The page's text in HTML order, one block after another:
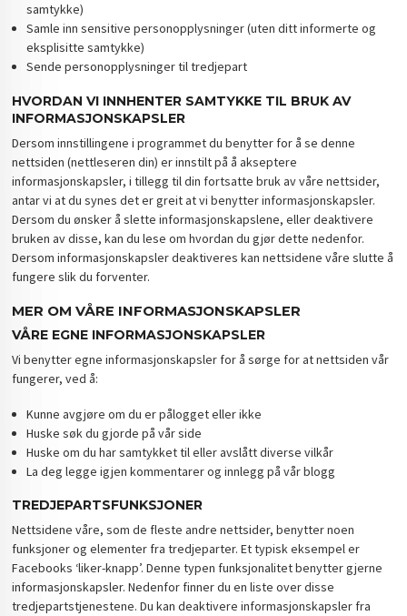
samtykke)
Samle inn sensitive personopplysninger (uten ditt informerte og
eksplisitte samtykke)
Sende personopplysninger til tredjepart
HVORDAN VI INNHENTER SAMTYKKE TIL BRUK AV
INFORMASJONSKAPSLER
Dersom innstillingene i programmet du benytter for å se denne
nettsiden (nettleseren din) er innstilt på å akseptere
informasjonskapsler, i tillegg til din fortsatte bruk av våre nettsider,
antar vi at du synes det er greit at vi benytter informasjonskapsler.
Dersom du ønsker å slette informasjonskapslene, eller deaktivere
bruken av disse, kan du lese om hvordan du gjør dette nedenfor.
Dersom informasjonskapsler deaktiveres kan nettsidene våre slutte å
fungere slik du forventer.
MER OM VÅRE INFORMASJONSKAPSLER
VÅRE EGNE INFORMASJONSKAPSLER
Vi benytter egne informasjonskapsler for å sørge for at nettsiden vår
fungerer, ved å:
Kunne avgjøre om du er pålogget eller ikke
Huske søk du gjorde på vår side
Huske om du har samtykket til eller avslått diverse vilkår
La deg legge igjen kommentarer og innlegg på vår blogg
TREDJEPARTSFUNKSJONER
Nettsidene våre, som de fleste andre nettsider, benytter noen
funksjoner og elementer fra tredjeparter. Et typisk eksempel er
Facebooks ‘liker-knapp’. Denne typen funksjonalitet benytter gjerne
informasjonskapsler. Nedenfor finner du en liste over disse
tredjepartstjenestene. Du kan deaktivere informasjonskapsler fra